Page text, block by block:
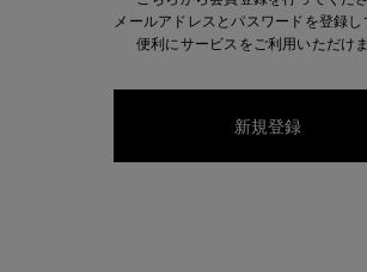
メールアドレスとパスワードを登録し
便利にサービスをご利用いただけま